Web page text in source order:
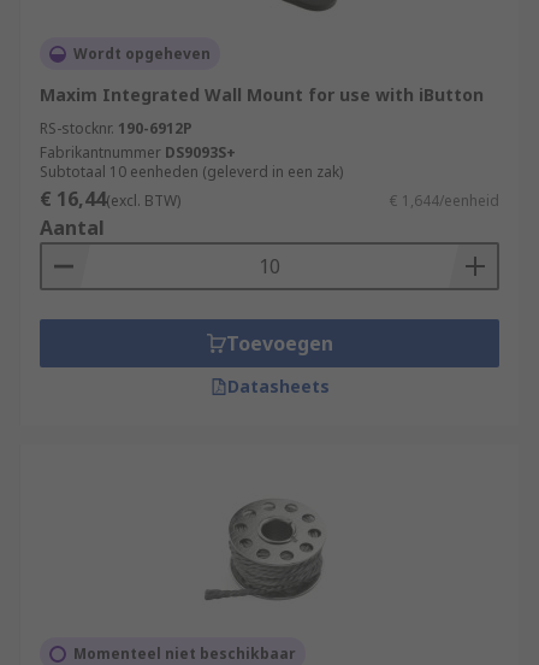
Wordt opgeheven
Maxim Integrated Wall Mount for use with iButton
RS-stocknr. 190-6912P
Fabrikantnummer DS9093S+
Subtotaal 10 eenheden (geleverd in een zak)
€ 16,44(excl. BTW) € 1,644/eenheid
Aantal
Toevoegen
Datasheets
Momenteel niet beschikbaar